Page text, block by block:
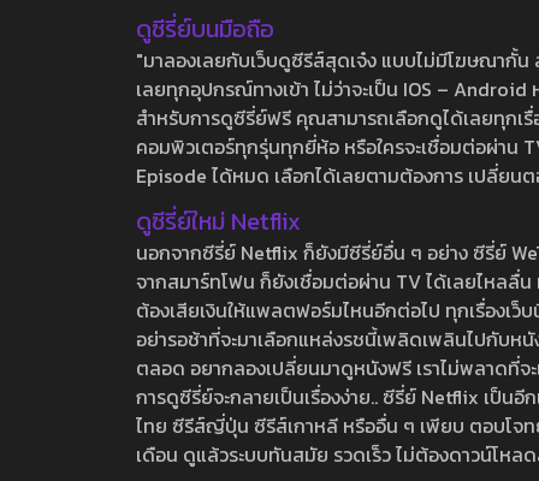
ดูซีรี่ย์บนมือถือ
"มาลองเลยกับเว็บดูซีรีส์สุดเจ๋ง แบบไม่มีโฆษณากั้
เลยทุกอุปกรณ์ทางเข้า ไม่ว่าจะเป็น IOS –
สำหรับการดูซีรี่ย์ฟรี คุณสามารถเลือกดูได้เลยทุกเ
คอมพิวเตอร์ทุกรุ่นทุกยี่ห้อ หรือใครจะเชื่อมต่อผ่าน
Episode ได้หมด เลือกได้เลยตามต้องการ เปลี่ยน
ดูซีรี่ย์ใหม่ Netflix
นอกจากซีรี่ย์ Netflix ก็ยังมีซีรี่ย์อื่น ๆ อย่าง ซีรี่ย์
จากสมาร์ทโฟน ก็ยังเชื่อมต่อผ่าน TV ได้เลยไหลลื่
ต้องเสียเงินให้แพลตฟอร์มไหนอีกต่อไป ทุกเรื่องเว็
อย่ารอช้าที่จะมาเลือกแหล่งรชนี้เพลิดเพลินไปกับห
ตลอด อยากลองเปลี่ยนมาดูหนังฟรี เราไม่พลาดที่
การดูซีรี่ย์จะกลายเป็นเรื่องง่าย.. ซีรี่ย์ Netflix เป็น
ไทย ซีรีส์ญี่ปุ่น ซีรีส์เกาหลี หรืออื่น ๆ เพียบ ตอบโจท
เดือน ดูแล้วระบบทันสมัย รวดเร็ว ไม่ต้องดาวน์โห